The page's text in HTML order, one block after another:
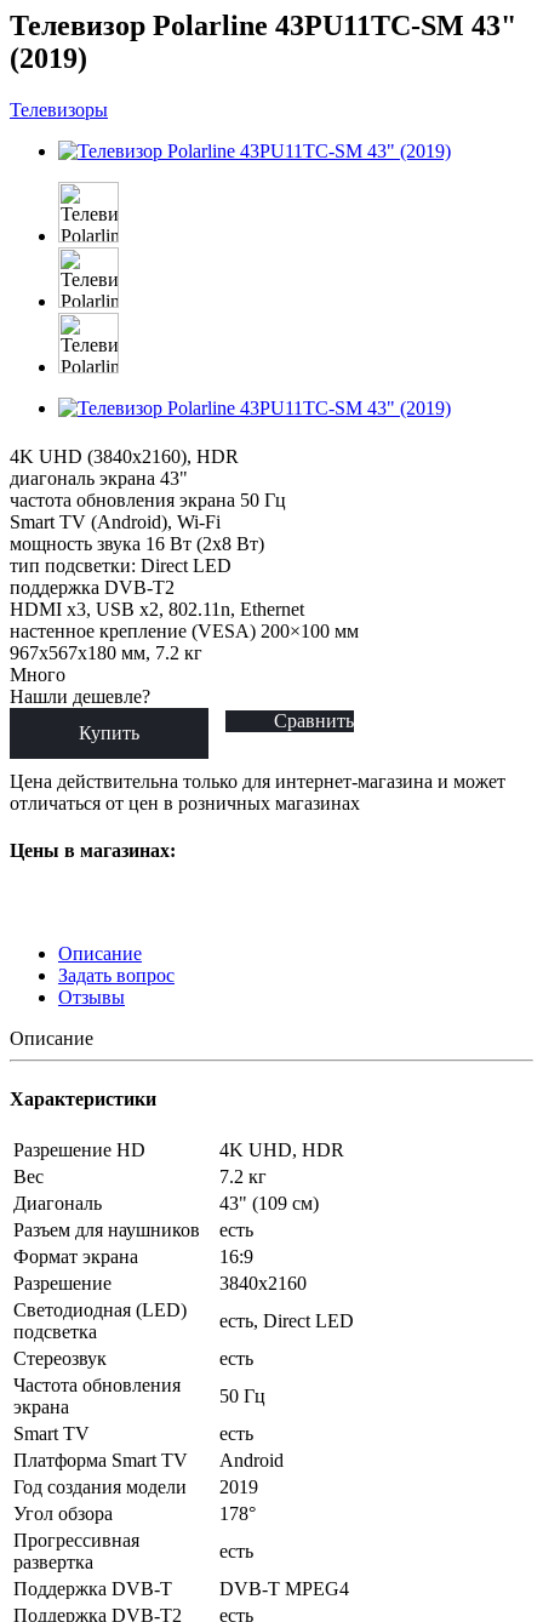
Телевизор Polarline 43PU11TC-SM 43"
(2019)
Телевизоры
4K UHD (3840x2160), HDR
диагональ экрана 43"
частота обновления экрана 50 Гц
Smart TV (Android), Wi-Fi
мощность звука 16 Вт (2х8 Вт)
тип подсветки: Direct LED
поддержка DVB-T2
HDMI x3, USB x2, 802.11n, Ethernet
настенное крепление (VESA) 200×100 мм
967x567x180 мм, 7.2 кг
Много
Нашли дешевле?
Купить
Сравнить
Цена действительна только для интернет-магазина и может
отличаться от цен в розничных магазинах
Цены в магазинах:
Описание
Задать вопрос
Отзывы
Описание
Характеристики
Разрешение HD
4K UHD, HDR
Вес
7.2 кг
Диагональ
43" (109 см)
Разъем для наушников
есть
Формат экрана
16:9
Разрешение
3840x2160
Светодиодная (LED)
подсветка
есть, Direct LED
Стереозвук
есть
Частота обновления
экрана
50 Гц
Smart TV
есть
Платформа Smart TV
Android
Год создания модели
2019
Угол обзора
178°
Прогрессивная
развертка
есть
Поддержка DVB-T
DVB-T MPEG4
Поддержка DVB-T2
есть